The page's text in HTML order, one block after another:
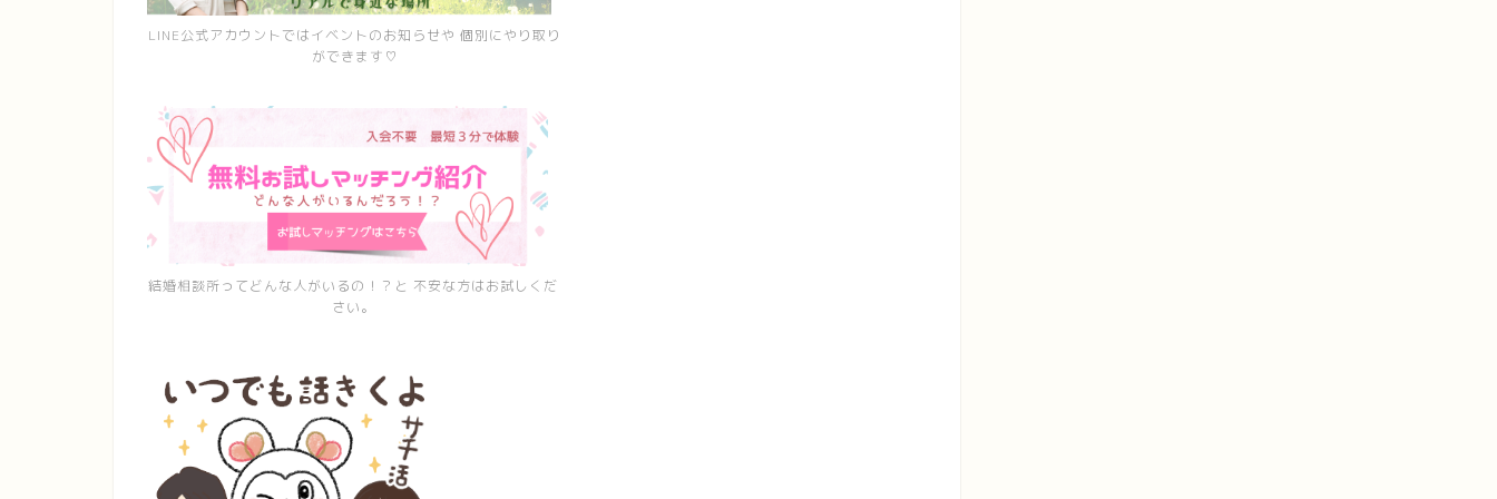
LINE公式アカウントではイベントのお知らせや 個別にやり取り
ができます♡
結婚相談所ってどんな人がいるの！？と 不安な方はお試しくだ
さい。